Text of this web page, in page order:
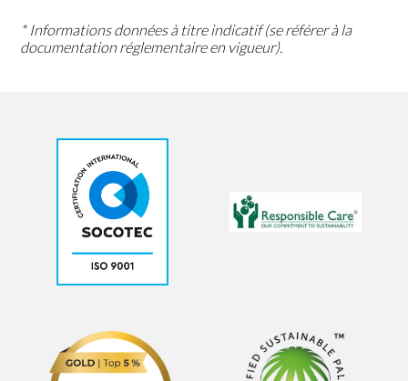
* Informations données à titre indicatif (se référer à la
documentation réglementaire en vigueur).